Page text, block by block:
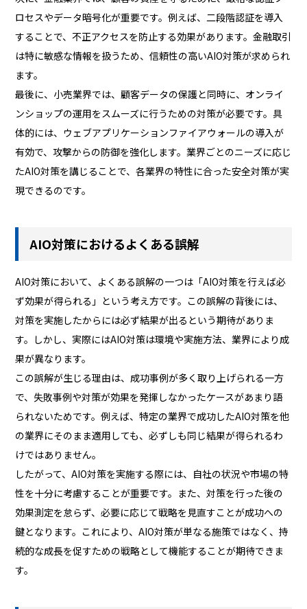
ロセスやデータ暗号化が重要です。例えば、二段階認証を導入
することで、不正アクセスを防止する効果があります。金融取引
は特に敏感な情報を扱うため、信頼性の高いAIO対策が求められ
ます。
最後に、小売業界では、顧客データの保護と同時に、オンライ
ンショップの運用をスムーズに行うための対策が必要です。具
体的には、ウェブアプリケーションファイアウォールの導入が
有効で、攻撃からの防御を強化します。業界ごとのニーズに応じ
たAIO対策を講じることで、各業界の特性に合った安全対策が実
現できるのです。
AIO対策におけるよくある誤解
AIO対策において、よくある誤解の一つは「AIO対策を行えば必
ず効果が得られる」という考え方です。この誤解の背後には、
対策を実施したからには必ず結果が出るという期待がありま
す。しかし、実際にはAIO対策は環境や実施方法、業界により成
果が異なります。
この誤解が生じる理由は、成功事例が多く取り上げられる一方
で、失敗事例や対策が効果を発揮しなかったケースがあまり語
られないためです。例えば、特定の業界で成功したAIO対策を他
の業界にそのまま適用しても、必ずしも同じ結果が得られるわ
けではありません。
したがって、AIO対策を実施する際には、自社の状況や市場の特
性を十分に考慮することが重要です。また、対策を行った後の
効果測定を怠らず、必要に応じて戦略を見直すことが成功への
鍵となります。これにより、AIO対策が単なる施策ではなく、持
続的な成長を促すための戦略として機能することが期待できま
す。